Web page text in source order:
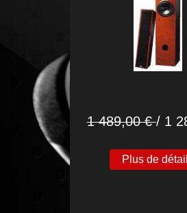
1 489,00 €/ 1
Plus de